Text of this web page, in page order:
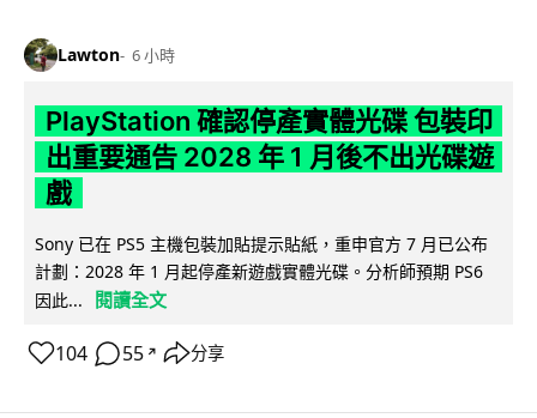
Lawton 6 小時
PlayStation 確認停產實體光碟 包裝印
出重要通告 2028 年 1 月後不出光碟遊
戲
Sony 已在 PS5 主機包裝加貼提示貼紙，重申官方 7 月已公布
計劃：2028 年 1 月起停產新遊戲實體光碟。分析師預期 PS6
因此...
閱讀全文
104 55 ↗ 分享